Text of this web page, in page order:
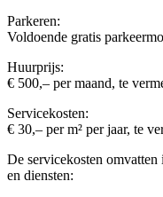
Parkeren:
Voldoende gratis
Huurprijs:
€ 500,– per maand, te
Servicekosten:
€ 30,– per m² per jaar, te
De servicekosten
en diensten: